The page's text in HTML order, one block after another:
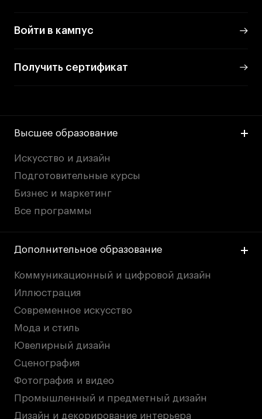
Войти в кампус
Получить сертификат
Высшее образование
Искусство и дизайн
Подготовительные курсы
Бизнес и маркетинг
Все программы
Дополнительное образование
Коммуникационный и цифровой дизайн
Иллюстрация
Современное искусство
Мода и стиль
Ювелирный дизайн
Сценография
Фотография и видео
Промышленный и предметный дизайн
Дизайн и декорирование интерьера